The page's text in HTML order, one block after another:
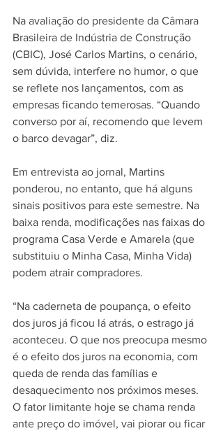
Na avaliação do presidente da Câmara
Brasileira de Indústria de Construção
(CBIC), José Carlos Martins, o cenário,
sem dúvida, interfere no humor, o que
se reflete nos lançamentos, com as
empresas ficando temerosas. “Quando
converso por aí, recomendo que levem
o barco devagar”, diz.
Em entrevista ao jornal, Martins
ponderou, no entanto, que há alguns
sinais positivos para este semestre. Na
baixa renda, modificações nas faixas do
programa Casa Verde e Amarela (que
substituiu o Minha Casa, Minha Vida)
podem atrair compradores.
“Na caderneta de poupança, o efeito
dos juros já ficou lá atrás, o estrago já
aconteceu. O que nos preocupa mesmo
é o efeito dos juros na economia, com
queda de renda das famílias e
desaquecimento nos próximos meses.
O fator limitante hoje se chama renda
ante preço do imóvel, vai piorar ou ficar